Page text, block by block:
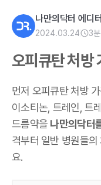
나만의닥터 에디터
2024.03.24 3분
오피큐탄 처방
먼저 오피큐탄 처방
이소티논, 트레인, 트
드름약을 나만의닥터
격부터 일반 병원들
요.